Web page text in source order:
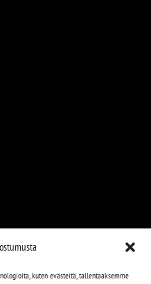
kuten evästeitä, tallentaaksemme